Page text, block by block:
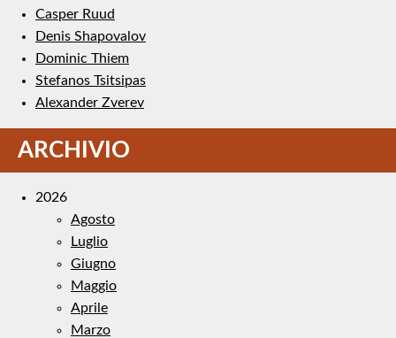
Casper Ruud
Denis Shapovalov
Dominic Thiem
Stefanos Tsitsipas
Alexander Zverev
ARCHIVIO
2026
Agosto
Luglio
Giugno
Maggio
Aprile
Marzo